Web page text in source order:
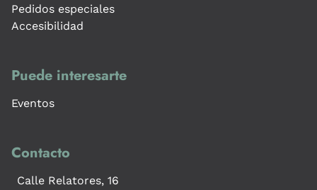
Pedidos especiales
Accesibilidad
Puede interesarte
Eventos
Contacto
Calle Relatores, 16